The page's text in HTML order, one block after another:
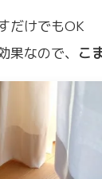
だけでもOK
なので、 こ